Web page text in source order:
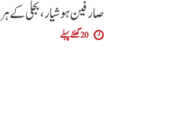
صارفین ہوشیار، بجلی کے
20 گھنٹے پہلے